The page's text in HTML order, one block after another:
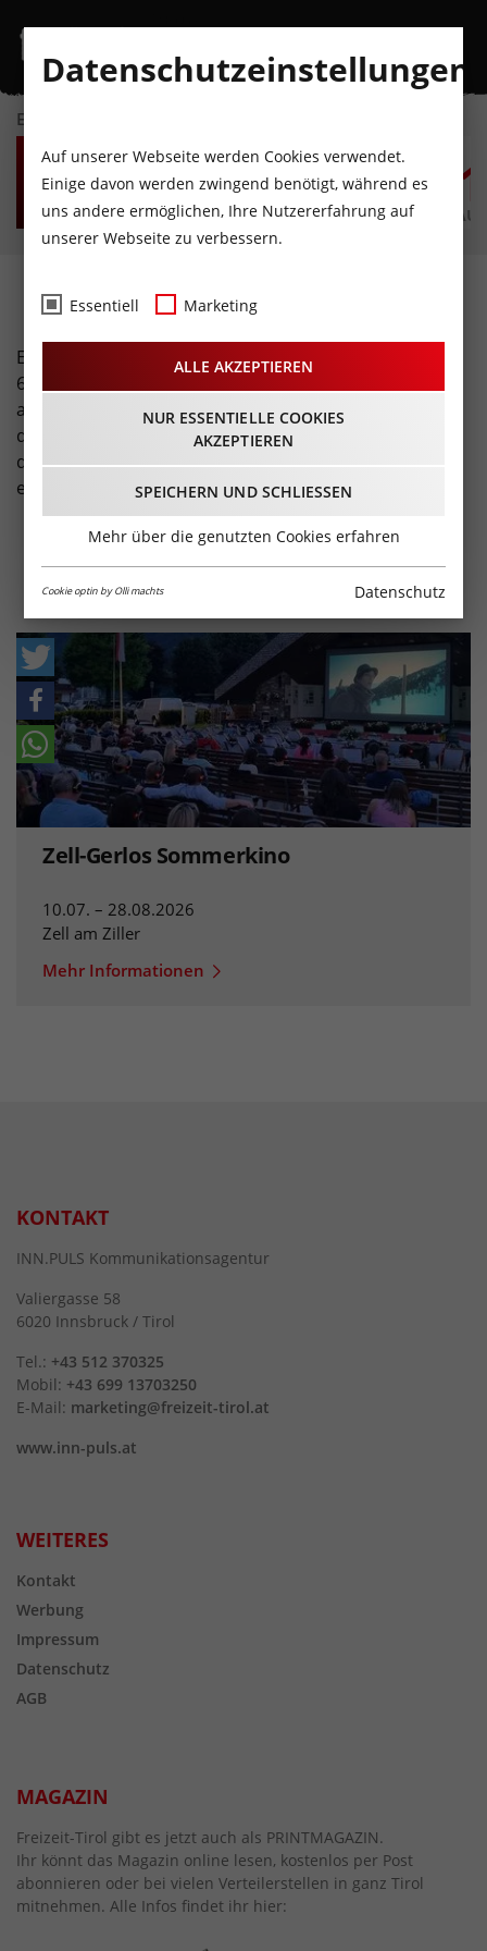
EVENTKALENDER
DO
6
AUGUST
FR
7
AUGUST
SA
8
AUGUST
SO
9
AUGUST
MO
10
AUGUST
Kino · Film
Eine Outdoor Leinwand am Berg? Autokino wie in den
60ern? Oder doch lieber eine Filmvorstellung zu
aktuellen Themen? Filmfreunde finden hier alles, was
das Herz begehrt auf einem Blick. Einfach
durchstöbern und das perfekte Kinoevent in Tirol
entdecken.
Dauerveranstaltungen
Zell-Gerlos Sommerkino
10.07. – 28.08.2026
Zell am Ziller
Mehr Informationen
KONTAKT
INN.PULS Kommunikationsagentur
Valiergasse 58
6020 Innsbruck / Tirol
Tel.: +43 512 370325
Mobil: +43 699 13703250
E-Mail: marketing@freizeit-tirol.at
www.inn-puls.at
WEITERES
Kontakt
Werbung
Impressum
Datenschutz
AGB
MAGAZIN
Freizeit-Tirol gibt es jetzt auch als PRINTMAGAZIN.
Ihr könnt das Magazin online lesen, kostenlos per Post
abonnieren oder bei vielen Verteilerstellen in ganz Tirol
mitnehmen. Alle Infos findet ihr hier:
Datenschutzeinstellungen
Auf unserer Webseite werden Cookies verwendet.
Einige davon werden zwingend benötigt, während es
uns andere ermöglichen, Ihre Nutzererfahrung auf
unserer Webseite zu verbessern.
Essentiell Marketing
ALLE AKZEPTIEREN
NUR ESSENTIELLE COOKIES
AKZEPTIEREN
SPEICHERN UND SCHLIESSEN
Mehr über die genutzten Cookies erfahren
Cookie optin by Olli machts Datenschutz